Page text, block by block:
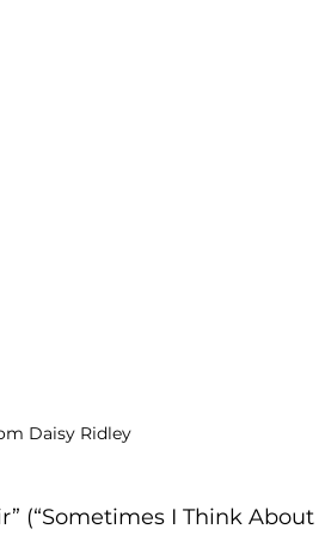
Daisy Ridley
(“Sometimes I Think About